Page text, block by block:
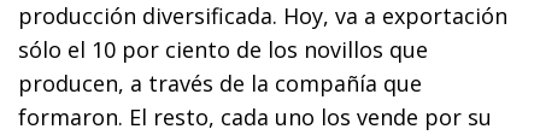
producción diversificada. Hoy, va a exportación
sólo el 10 por ciento de los novillos que
producen, a través de la compañía que
formaron. El resto, cada uno los vende por su